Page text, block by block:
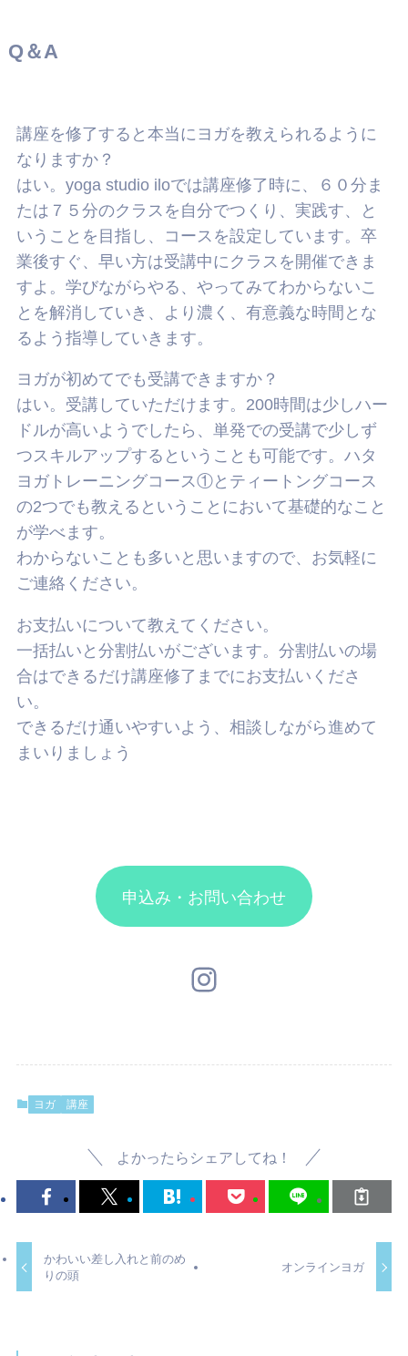
Q＆A
講座を修了すると本当にヨガを教えられるように
なりますか？
はい。yoga studio iloでは講座修了時に、６０分ま
たは７５分のクラスを自分でつくり、実践す、と
いうことを目指し、コースを設定しています。卒
業後すぐ、早い方は受講中にクラスを開催できま
すよ。学びながらやる、やってみてわからないこ
とを解消していき、より濃く、有意義な時間とな
るよう指導していきます。
ヨガが初めてでも受講できますか？
はい。受講していただけます。200時間は少しハー
ドルが高いようでしたら、単発での受講で少しず
つスキルアップするということも可能です。ハタ
ヨガトレーニングコース①とティートングコース
の2つでも教えるということにおいて基礎的なこと
が学べます。
わからないことも多いと思いますので、お気軽に
ご連絡ください。
お支払いについて教えてください。
一括払いと分割払いがございます。分割払いの場
合はできるだけ講座修了までにお支払いくださ
い。
できるだけ通いやすいよう、相談しながら進めて
まいりましょう
申込み・お問い合わせ
Instagram
ヨガ 講座
よかったらシェアしてね！
かわいい差し入れと前のめ
りの頭
オンラインヨガ